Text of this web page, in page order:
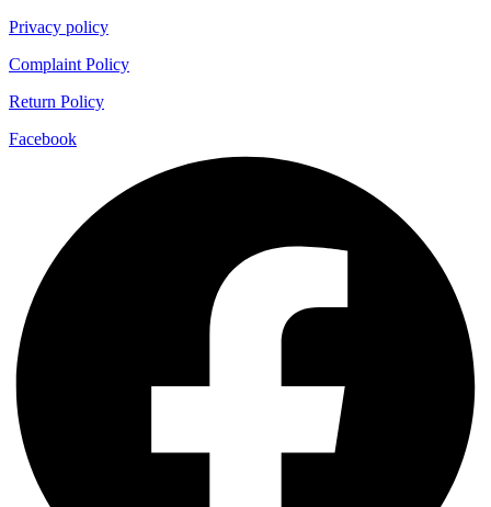
Privacy policy
Complaint Policy
Return Policy
Facebook